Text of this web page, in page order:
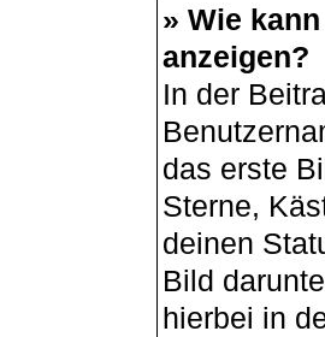
» Wie
anzeigen?
In der
das erste
Sterne,
deinen
Bild
hierbei in